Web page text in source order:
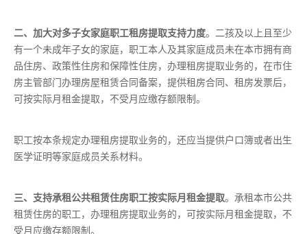
二、加大对多子女家庭职工租房提取支持力度。二孩及以上且至少
有一个未成年子女的家庭，职工本人及其家庭成员未在本市拥有商
品住房、政策性住房和保障性住房，办理租房提取业务的，在市住
房主管部门办理房屋租赁合同备案，提供租房合同、租房发票后，
可按实际月租金提取，不受月应缴存额限制。
职工按本条规定办理租房提取业务的，还应当提供户口簿或者出生
医学证明等家庭成员关系材料。
三、支持承租公共租赁住房职工按实际月租金提取。承租本市公共
租赁住房的职工，办理租房提取业务的，可按实际月租金提取，不
受月应缴存额限制。